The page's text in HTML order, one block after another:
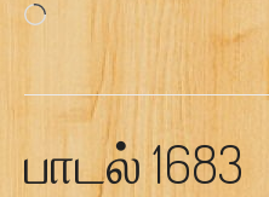
Loading…
பாடல் 1683